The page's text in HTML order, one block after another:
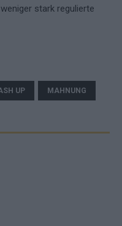
stark regulierte
UP MAHNUNG